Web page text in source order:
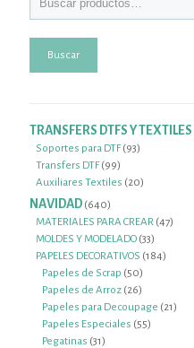
Buscar
TRANSFERS DTFS Y TEXTILES
Soportes para DTF 9393
Transfers DTF 9999
productos
Auxiliares Textiles 2020
NAVIDAD 640640
productos
MATERIALES PARA CREAR 4747
MOLDES Y MODELADO 3333
productos
PAPELES DECORATIVOS 184184
Papeles de Scrap 5050
productos
Papeles de Arroz 2626
productos
Papeles para Decoupage 2121
Papeles Especiales 5555
Pegatinas 3131